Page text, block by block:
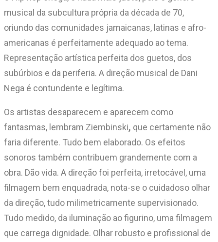
musical da subcultura própria da década de 70,
oriundo das comunidades jamaicanas, latinas e afro-
americanas é perfeitamente adequado ao tema.
Representação artística perfeita dos guetos, dos
subúrbios e da periferia. A direção musical de Dani
Nega é contundente e legítima.
Os artistas desaparecem e aparecem como
fantasmas, lembram Ziembinski, que certamente não
faria diferente. Tudo bem elaborado. Os efeitos
sonoros também contribuem grandemente com a
obra. Dão vida. A direção foi perfeita, irretocável, uma
filmagem bem enquadrada, nota-se o cuidadoso olhar
da direção, tudo milimetricamente supervisionado.
Tudo medido, da iluminação ao figurino, uma filmagem
que carrega dignidade. Olhar robusto e profissional de